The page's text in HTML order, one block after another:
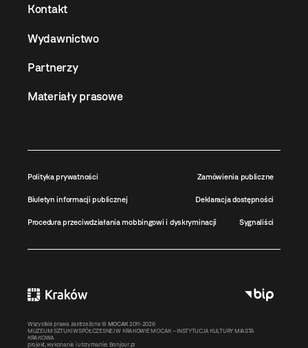
Kontakt
Wydawnictwo
Partnerzy
Materiały prasowe
Polityka prywatności Zamówienia publiczne
Biuletyn informacji publicznej Deklaracja dostępności
Procedura przeciwdziałania mobbingowi i dyskryminacji Sygnaliści
Wszystkie prawa zastrzeżone © MOCAK 2011-2026
MUZEUM SZTUKI WSPÓŁCZESNEJ W KRAKOWIE MOCAK – INSTYTUCJA KULTURY MIASTA
KRAKOWA
projekt, wykonanie i utrzymanie: Bonjour.pl